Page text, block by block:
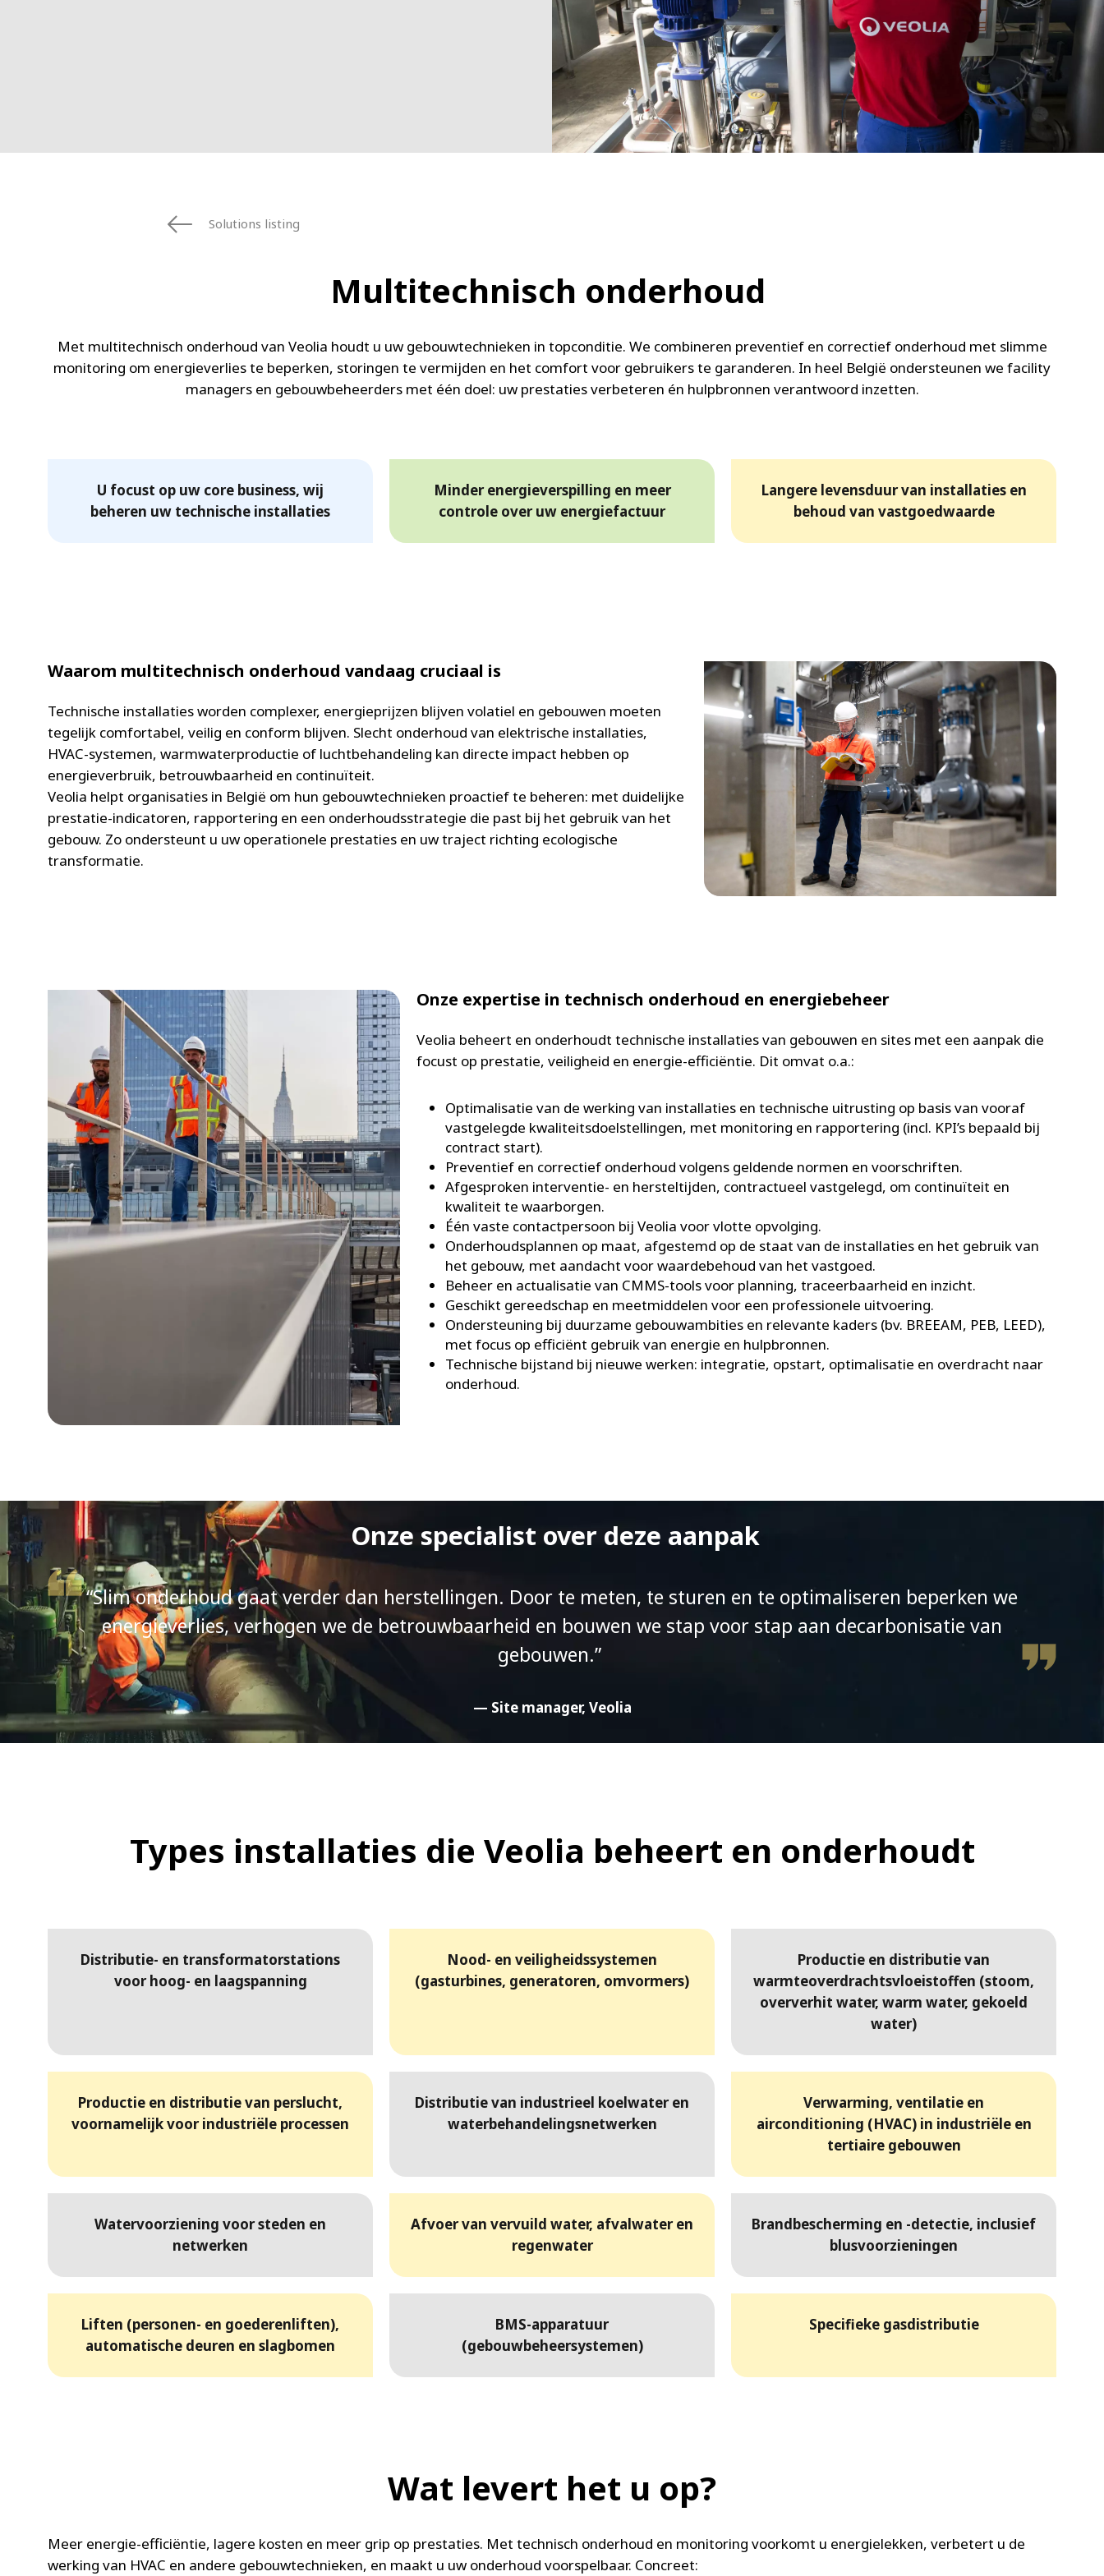
WATER TECHNOLOGIES
Solutions listing
Multitechnisch onderhoud
Met multitechnisch onderhoud van Veolia houdt u uw gebouwtechnieken in topconditie. We combineren preventief en correctief onderhoud met slimme
monitoring om energieverlies te beperken, storingen te vermijden en het comfort voor gebruikers te garanderen. In heel België ondersteunen we facility
managers en gebouwbeheerders met één doel: uw prestaties verbeteren én hulpbronnen verantwoord inzetten.
U focust op uw core business, wij
beheren uw technische installaties
Minder energieverspilling en meer
controle over uw energiefactuur
Langere levensduur van installaties en
behoud van vastgoedwaarde
Waarom multitechnisch onderhoud vandaag cruciaal is
Technische installaties worden complexer, energieprijzen blijven volatiel en gebouwen moeten
tegelijk comfortabel, veilig en conform blijven. Slecht onderhoud van elektrische installaties,
HVAC-systemen, warmwaterproductie of luchtbehandeling kan directe impact hebben op
energieverbruik, betrouwbaarheid en continuïteit.
Veolia helpt organisaties in België om hun gebouwtechnieken proactief te beheren: met duidelijke
prestatie-indicatoren, rapportering en een onderhoudsstrategie die past bij het gebruik van het
gebouw. Zo ondersteunt u uw operationele prestaties en uw traject richting ecologische
transformatie.
Onze expertise in technisch onderhoud en energiebeheer
Veolia beheert en onderhoudt technische installaties van gebouwen en sites met een aanpak die
focust op prestatie, veiligheid en energie-efficiëntie. Dit omvat o.a.:
Optimalisatie van de werking van installaties en technische uitrusting op basis van vooraf
vastgelegde kwaliteitsdoelstellingen, met monitoring en rapportering (incl. KPI’s bepaald bij
contract start).
Preventief en correctief onderhoud volgens geldende normen en voorschriften.
Afgesproken interventie- en hersteltijden, contractueel vastgelegd, om continuïteit en
kwaliteit te waarborgen.
Één vaste contactpersoon bij Veolia voor vlotte opvolging.
Onderhoudsplannen op maat, afgestemd op de staat van de installaties en het gebruik van
het gebouw, met aandacht voor waardebehoud van het vastgoed.
Beheer en actualisatie van CMMS-tools voor planning, traceerbaarheid en inzicht.
Geschikt gereedschap en meetmiddelen voor een professionele uitvoering.
Ondersteuning bij duurzame gebouwambities en relevante kaders (bv. BREEAM, PEB, LEED),
met focus op efficiënt gebruik van energie en hulpbronnen.
Technische bijstand bij nieuwe werken: integratie, opstart, optimalisatie en overdracht naar
onderhoud.
Onze specialist over deze aanpak
“Slim onderhoud gaat verder dan herstellingen. Door te meten, te sturen en te optimaliseren beperken we
energieverlies, verhogen we de betrouwbaarheid en bouwen we stap voor stap aan decarbonisatie van
gebouwen.”
— Site manager, Veolia
Types installaties die Veolia beheert en onderhoudt
Distributie- en transformatorstations
voor hoog- en laagspanning
Nood- en veiligheidssystemen
(gasturbines, generatoren, omvormers)
Productie en distributie van
warmteoverdrachtsvloeistoffen (stoom,
oververhit water, warm water, gekoeld
water)
Productie en distributie van perslucht,
voornamelijk voor industriële processen
Distributie van industrieel koelwater en
waterbehandelingsnetwerken
Verwarming, ventilatie en
airconditioning (HVAC) in industriële en
tertiaire gebouwen
Watervoorziening voor steden en
netwerken
Afvoer van vervuild water, afvalwater en
regenwater
Brandbescherming en -detectie, inclusief
blusvoorzieningen
Liften (personen- en goederenliften),
automatische deuren en slagbomen
BMS-apparatuur
(gebouwbeheersystemen)
Specifieke gasdistributie
Wat levert het u op?
Meer energie-efficiëntie, lagere kosten en meer grip op prestaties. Met technisch onderhoud en monitoring voorkomt u energielekken, verbetert u de
werking van HVAC en andere gebouwtechnieken, en maakt u uw onderhoud voorspelbaar. Concreet: